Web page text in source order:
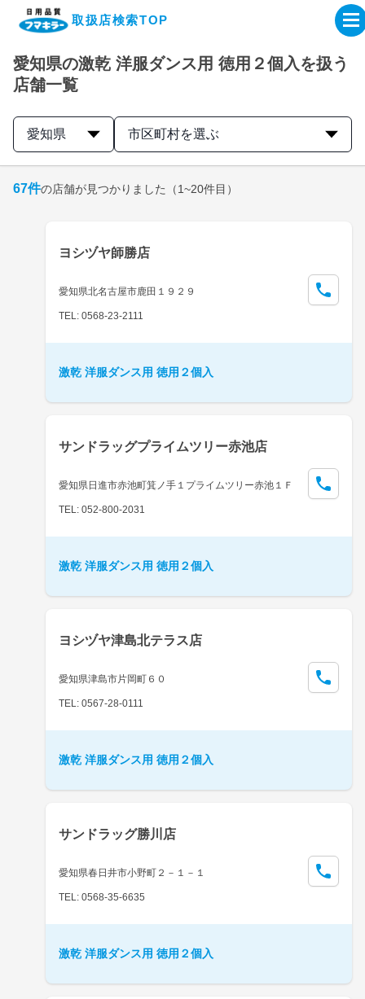
取扱店検索TOP
企業・IR情報サイト
製品情報サイト
取扱店検索はこちら
愛知県の激乾 洋服ダンス用 徳用２個入を扱う
店舗一覧
愛知県 市区町村を選ぶ
67件の店舗が見つかりました （1~20件目）
ヨシヅヤ師勝店
愛知県北名古屋市鹿田１９２９
TEL: 0568-23-2111
激乾 洋服ダンス用 徳用２個入
サンドラッグプライムツリー赤池店
愛知県日進市赤池町箕ノ手１プライムツリー赤池１Ｆ
TEL: 052-800-2031
激乾 洋服ダンス用 徳用２個入
ヨシヅヤ津島北テラス店
愛知県津島市片岡町６０
TEL: 0567-28-0111
激乾 洋服ダンス用 徳用２個入
サンドラッグ勝川店
愛知県春日井市小野町２－１－１
TEL: 0568-35-6635
激乾 洋服ダンス用 徳用２個入